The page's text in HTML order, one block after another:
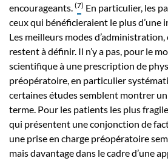
encourageants. (7) En particulier, les
ceux qui bénéficieraient le plus
Les meilleurs modes
restent à définir. Il n’y a pas, pour le
scientifique à une prescription de
préopératoire, en particulier
certaines études semblent montrer
terme. Pour les patients les plus
qui présentent une conjonction de
une prise en charge préopératoire
mais davantage dans le cadre d’une